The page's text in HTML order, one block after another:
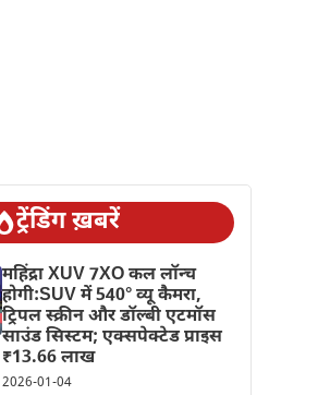
ट्रेंडिंग ख़बरें
महिंद्रा XUV 7XO कल लॉन्च
होगी:SUV में 540° व्यू कैमरा,
ट्रिपल स्क्रीन और डॉल्बी एटमॉस
साउंड सिस्टम; एक्सपेक्टेड प्राइस
₹13.66 लाख
2026-01-04